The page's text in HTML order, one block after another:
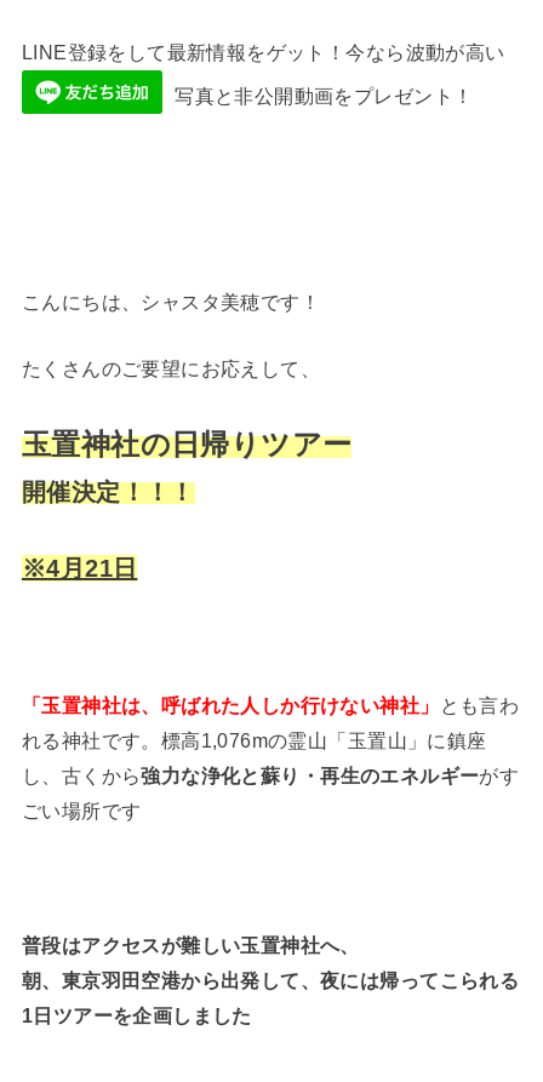
LINE登録をして最新情報をゲット！今なら波動が高い
写真と非公開動画をプレゼント！
こんにちは、シャスタ美穂です！
たくさんのご要望にお応えして、
玉置神社の日帰りツアー
開催決定！！！
※4月21日
「玉置神社は、呼ばれた人しか行けない神社」
とも言わ
れる神社です。標高1,076mの霊山「玉置山」に鎮座
し、古くから強力な浄化と蘇り・再生のエネルギーがす
ごい場所です
普段はアクセスが難しい玉置神社へ、
朝、東京羽田空港から出発して、夜には帰ってこられる
1日ツアーを企画しました